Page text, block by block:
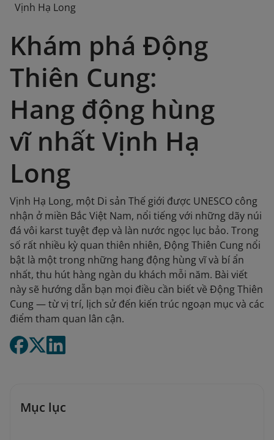
Vịnh Hạ Long
Khám phá Động
Thiên Cung:
Hang động hùng
vĩ nhất Vịnh Hạ
Long
Vịnh Hạ Long, một Di sản Thế giới được UNESCO công
nhận ở miền Bắc Việt Nam, nổi tiếng với những dãy núi
đá vôi karst tuyệt đẹp và làn nước ngọc lục bảo. Trong
số rất nhiều kỳ quan thiên nhiên, Động Thiên Cung nổi
bật là một trong những hang động hùng vĩ và bí ẩn
nhất, thu hút hàng ngàn du khách mỗi năm. Bài viết
này sẽ hướng dẫn bạn mọi điều cần biết về Động Thiên
Cung — từ vị trí, lịch sử đến kiến trúc ngoạn mục và các
điểm tham quan lân cận.
Mục lục